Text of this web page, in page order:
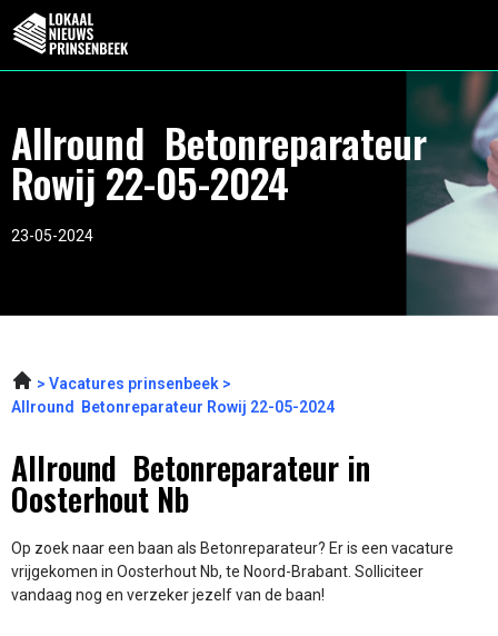
Allround Betonreparateur
Rowij 22-05-2024
23-05-2024
Vacatures prinsenbeek
Allround Betonreparateur Rowij 22-05-2024
Allround Betonreparateur in
Oosterhout Nb
Op zoek naar een baan als Betonreparateur? Er is een vacature
vrijgekomen in Oosterhout Nb, te Noord-Brabant. Solliciteer
vandaag nog en verzeker jezelf van de baan!